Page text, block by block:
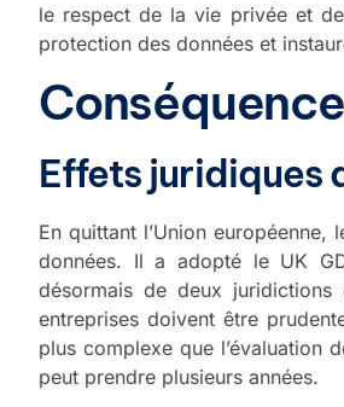
le respect de la vie privée et
protection des données et
Effets juridiques
En quittant l’Union
données. Il a adopté le UK
désormais de deux
entreprises doivent être
plus complexe que l’évaluation
peut prendre plusieurs années.